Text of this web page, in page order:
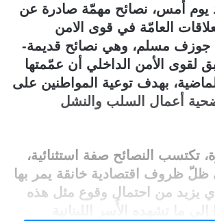
يوم أمس، نصائح مهمّة صادرة عن
العامّة في قوى الامن
جوزف مسلم، وهي نصائح قديمة-
لقوى الأمن الداخلي أن عمّمتها
بهدف توعية المواطنين على
أعمال السلب والنشل
تكتسب النصائح صفة استثنائية،
ظلّ ظروف اقتصادية خانقة يمر بها
يزيد من احتمال وقوع مثل هذه